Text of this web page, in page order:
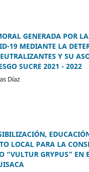
GENERADA POR
19 MEDIANTE LA
Y SU
SUCRE 2021 - 2022
Díaz
LOCAL PARA LA
“VULTUR GRYPUS” EN